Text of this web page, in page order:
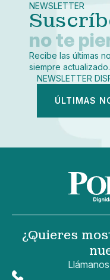
Copiar enlace
NEWSLETTER
no te
Recibe las últimas
siempre actualizado.
NEWSLETTER
ÚLTIMAS
¿Quieres